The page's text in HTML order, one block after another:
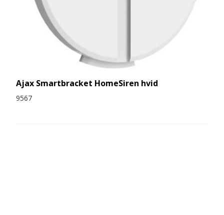
Ajax Smartbracket HomeSiren hvid
9567